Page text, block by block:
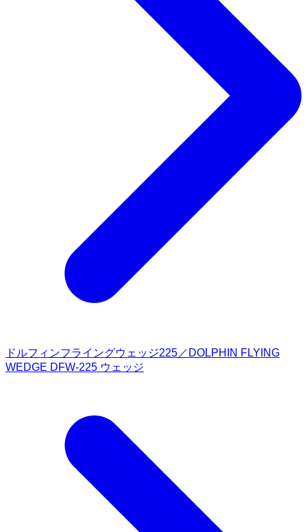
ドルフィンフライングウェッジ225／DOLPHIN FLYING
WEDGE DFW-225 ウェッジ